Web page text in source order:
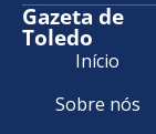
Gazeta de
Toledo
Início
Sobre nós